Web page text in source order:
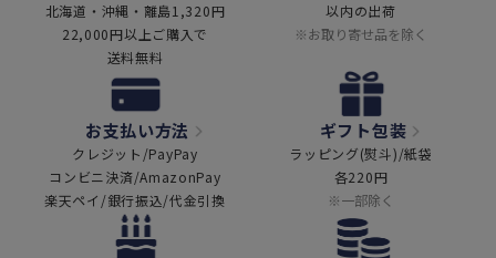
北海道・沖縄・離島1,320円
22,000円以上ご購入で
送料無料
以内の出荷
※お取り寄せ品を除く
お支払い方法
クレジット/PayPay
コンビニ決済/AmazonPay
楽天ペイ/銀行振込/代金引換
ギフト包装
ラッピング(熨斗)/紙袋
各220円
※一部除く